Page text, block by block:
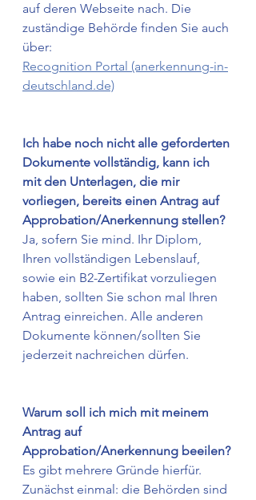
auf deren Webseite nach. Die
zuständige Behörde finden Sie auch
über:
Recognition Portal (anerkennung-in-
deutschland.de)
Ich habe noch nicht alle geforderten
Dokumente vollständig, kann ich
mit den Unterlagen, die mir
vorliegen, bereits einen Antrag auf
Approbation/Anerkennung stellen?
Ja, sofern Sie mind. Ihr Diplom,
Ihren vollständigen Lebenslauf,
sowie ein B2-Zertifikat vorzuliegen
haben, sollten Sie schon mal Ihren
Antrag einreichen. Alle anderen
Dokumente können/sollten Sie
jederzeit nachreichen dürfen.
Warum soll ich mich mit meinem
Antrag auf
Approbation/Anerkennung beeilen?
Es gibt mehrere Gründe hierfür.
Zunächst einmal: die Behörden sind